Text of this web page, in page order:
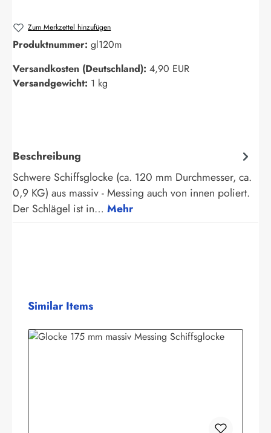
Zum Merkzettel hinzufügen
Produktnummer: gl120m
Versandkosten (Deutschland): 4,90 EUR
Versandgewicht: 1 kg
Beschreibung
Schwere Schiffsglocke (ca. 120 mm Durchmesser, ca.
0,9 KG) aus massiv - Messing auch von innen poliert.
Der Schlägel ist in… Mehr
Produktgalerie überspringen
Similar Items